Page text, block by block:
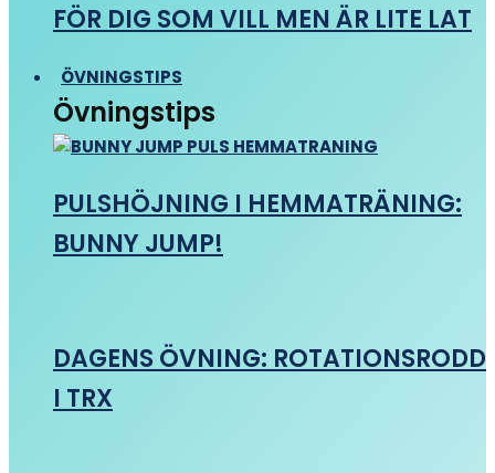
FÖR DIG SOM VILL MEN ÄR LITE LAT
ÖVNINGSTIPS
Övningstips
PULSHÖJNING I HEMMATRÄNING:
BUNNY JUMP!
DAGENS ÖVNING: ROTATIONSRODD
I TRX